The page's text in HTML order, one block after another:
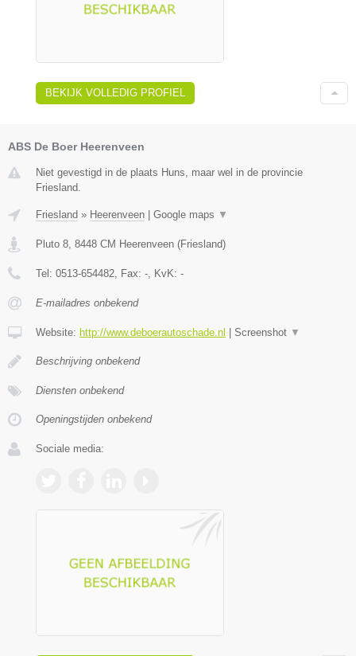
BEKIJK VOLLEDIG PROFIEL
ABS De Boer Heerenveen
Niet gevestigd in de plaats Huns, maar wel in de provincie
Friesland.
Friesland » Heerenveen Google maps ▼
Pluto 8, 8448 CM Heerenveen (Friesland)
Tel: 0513-654482, Fax: -, KvK: -
E-mailadres onbekend
Website: http://www.deboerautoschade.nl Screenshot ▼
Beschrijving onbekend
Diensten onbekend
Openingstijden onbekend
Sociale media: